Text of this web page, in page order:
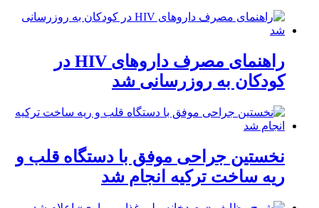
راهنمای مصرف داروهای HIV در
کودکان به روزرسانی شد
نخستین جراحی موفق با دستگاه قلب و
ریه ساخت ترکیه انجام شد